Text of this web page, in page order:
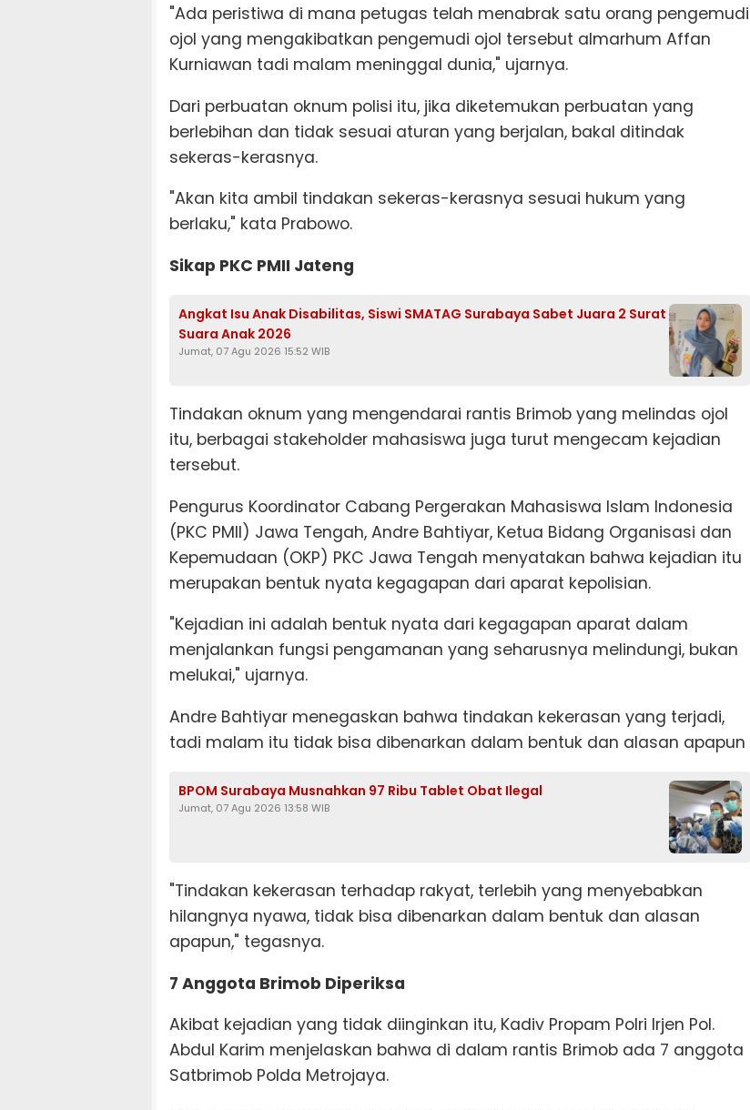
"Ada peristiwa di mana petugas telah menabrak satu orang pengemudi
ojol yang mengakibatkan pengemudi ojol tersebut almarhum Affan
Kurniawan tadi malam meninggal dunia," ujarnya.
Dari perbuatan oknum polisi itu, jika diketemukan perbuatan yang
berlebihan dan tidak sesuai aturan yang berjalan, bakal ditindak
sekeras-kerasnya.
"Akan kita ambil tindakan sekeras-kerasnya sesuai hukum yang
berlaku," kata Prabowo.
Sikap PKC PMII Jateng
Angkat Isu Anak Disabilitas, Siswi SMATAG Surabaya Sabet Juara 2 Surat
Suara Anak 2026
Jumat, 07 Agu 2026 15:52 WIB
Tindakan oknum yang mengendarai rantis Brimob yang melindas ojol
itu, berbagai stakeholder mahasiswa juga turut mengecam kejadian
tersebut.
Pengurus Koordinator Cabang Pergerakan Mahasiswa Islam Indonesia
(PKC PMII) Jawa Tengah, Andre Bahtiyar, Ketua Bidang Organisasi dan
Kepemudaan (OKP) PKC Jawa Tengah menyatakan bahwa kejadian itu
merupakan bentuk nyata kegagapan dari aparat kepolisian.
"Kejadian ini adalah bentuk nyata dari kegagapan aparat dalam
menjalankan fungsi pengamanan yang seharusnya melindungi, bukan
melukai," ujarnya.
Andre Bahtiyar menegaskan bahwa tindakan kekerasan yang terjadi,
tadi malam itu tidak bisa dibenarkan dalam bentuk dan alasan apapun
BPOM Surabaya Musnahkan 97 Ribu Tablet Obat Ilegal
Jumat, 07 Agu 2026 13:58 WIB
"Tindakan kekerasan terhadap rakyat, terlebih yang menyebabkan
hilangnya nyawa, tidak bisa dibenarkan dalam bentuk dan alasan
apapun," tegasnya.
7 Anggota Brimob Diperiksa
Akibat kejadian yang tidak diinginkan itu, Kadiv Propam Polri Irjen Pol.
Abdul Karim menjelaskan bahwa di dalam rantis Brimob ada 7 anggota
Satbrimob Polda Metrojaya.